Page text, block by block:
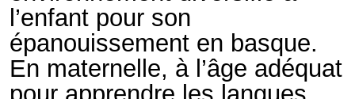
l’enfant pour son
épanouissement en basque.
En maternelle, à l’âge adéquat